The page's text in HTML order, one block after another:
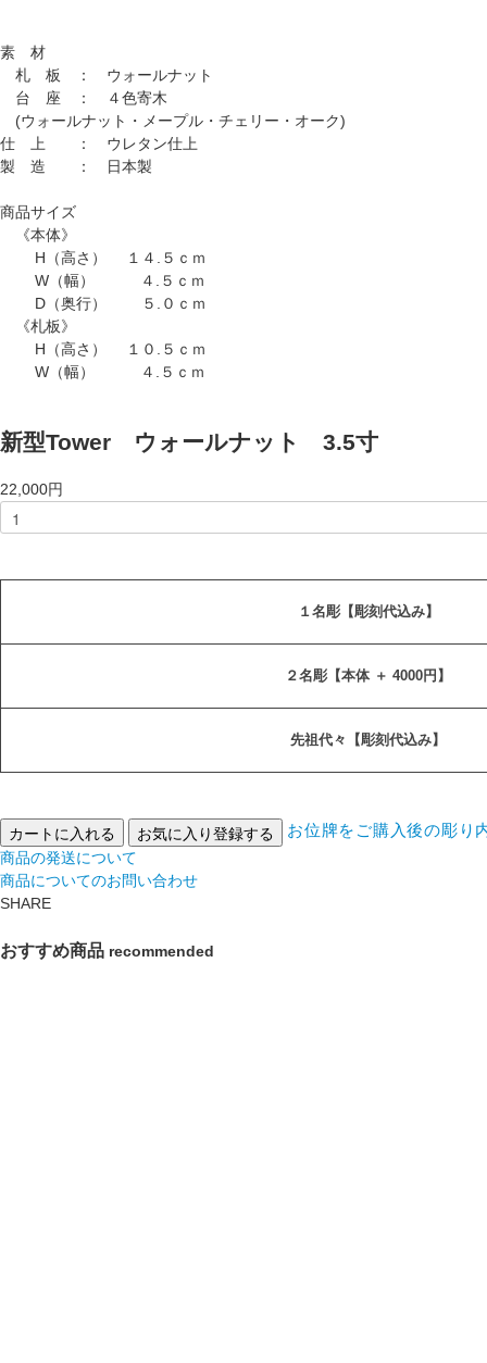
素 材
札 板 ： ウォールナット
台 座 ： ４色寄木
(ウォールナット・メープル・チェリー・オーク)
仕 上 ： ウレタン仕上
製 造 ： 日本製
商品サイズ
《本体》
H（高さ） １４.５ｃｍ
W（幅） ４.５ｃｍ
D（奥行） ５.０ｃｍ
《札板》
H（高さ） １０.５ｃｍ
W（幅） ４.５ｃｍ
新型Tower ウォールナット 3.5寸
22,000円
１名彫【彫刻代込み】
２名彫【本体 ＋ 4000円】
先祖代々【彫刻代込み】
カートに入れる お気に入り登録する お位牌をご購入後の彫り
商品の発送について
商品についてのお問い合わせ
SHARE
おすすめ商品 recommended